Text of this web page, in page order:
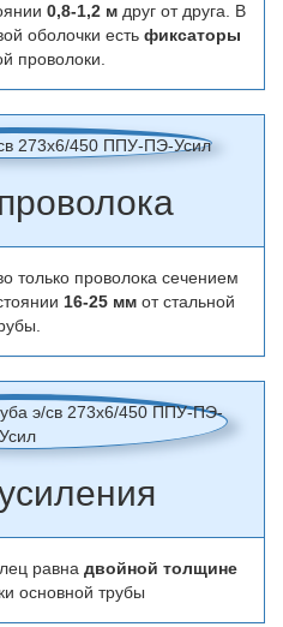
0,8-1,2 м друг от друга. В
оболочки есть фиксаторы
проволоки.
только проволока сечением
16-25 мм от стальной
равна двойной толщине
основной трубы